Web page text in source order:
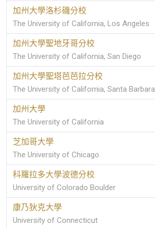
加州大學洛杉磯分校
The University of California, Los Angeles
加州大學聖地牙哥分校
The University of California, San Diego
加州大學聖塔芭芭拉分校
The University of California, Santa Barbara
加州大學
The University of California
芝加哥大學
The University of Chicago
科羅拉多大學波德分校
University of Colorado Boulder
康乃狄克大學
University of Connecticut